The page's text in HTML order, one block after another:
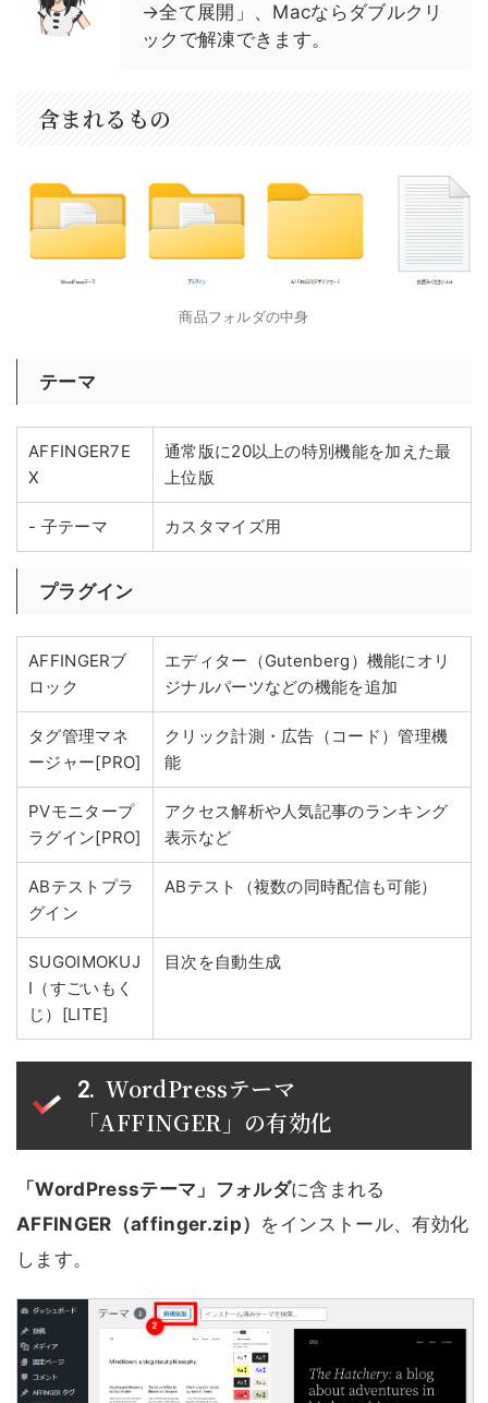
→全て展開」、Macならダブルクリ
ックで解凍できます。
含まれるもの
商品フォルダの中身
テーマ
AFFINGER7E
X
通常版に20以上の特別機能を加えた最
上位版
- 子テーマ カスタマイズ用
プラグイン
AFFINGERブ
ロック
エディター（Gutenberg）機能にオリ
ジナルパーツなどの機能を追加
タグ管理マネ
ージャー[PRO]
クリック計測・広告（コード）管理機
能
PVモニタープ
ラグイン[PRO]
アクセス解析や人気記事のランキング
表示など
ABテストプラ
グイン
ABテスト（複数の同時配信も可能）
SUGOIMOKUJ
I（すごいもく
じ）[LITE]
目次を自動生成
WordPressテーマ
「AFFINGER」の有効化
「WordPressテーマ」フォルダに含まれる
AFFINGER（affinger.zip） をインストール、有効化
します。